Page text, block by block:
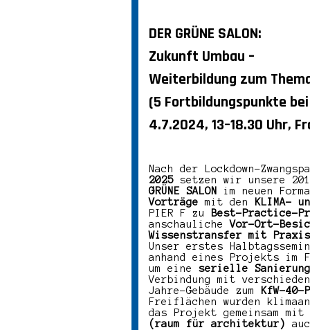
DER GRÜNE SALON:
Zukunft Umbau –
Weiterbildung zum
(5 Fortbildungspunkte
4.7.2024, 13–18.30 Uhr,
Nach der Lockdown-
2025 setzen wir unsere
GRÜNE SALON
im neuen
Vorträge mit den
KLIMA-
PIER F zu
Best-Practice-
anschaulicheVor-Ort-
Wissenstransfer mit
Unser erstes
anhand eines Projekts im
um eine serielle
Verbindung mit
Jahre-Gebäude zum
KfW-40-
Freiflächen wurden
das Projekt gemeinsam
(raum für architektur)